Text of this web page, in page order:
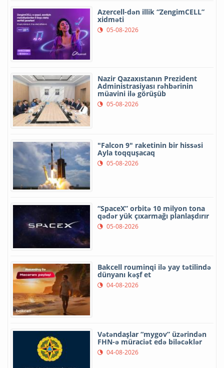
Azercell-dən illik “ZengimCELL”
xidməti
05-08-2026
Nazir Qazaxıstanın Prezident
Administrasiyası rəhbərinin
müavini ilə görüşüb
05-08-2026
"Falcon 9" raketinin bir hissəsi
Ayla toqquşacaq
05-08-2026
“SpaceX” orbitə 10 milyon tona
qədər yük çıxarmağı planlaşdırır
05-08-2026
Bakcell rouminqi ilə yay tətilində
dünyanı kəşf et
04-08-2026
Vətəndaşlar “mygov” üzərindən
FHN-ə müraciət edə biləcəklər
04-08-2026